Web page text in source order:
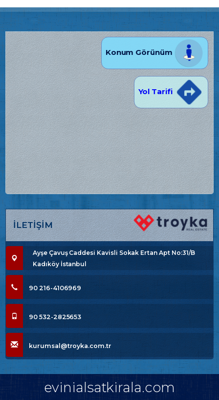
Konum Görünüm
Yol Tarifi
İLETİŞİM
Ayşe Çavuş Caddesi Kavisli Sokak Ertan Apt No:31/B
Kadıköy İstanbul
90 216-4106969
90 532-2825653
kurumsal@troyka.com.tr
evinialsatkirala.com